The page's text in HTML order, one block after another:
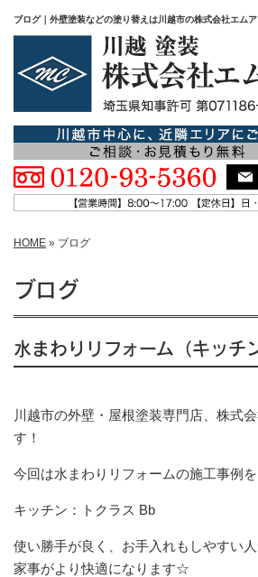
ブログ｜外壁塗装などの塗り替えは川越市の株式会社エム
HOME » ブログ
ブログ
水まわりリフォーム（キッチ
川越市の外壁・屋根塗装専門店、株式
す！
今回は水まわりリフォームの施工事例を
キッチン：トクラス Bb
使い勝手が良く、お手入れもしやすい
家事がより快適になります☆